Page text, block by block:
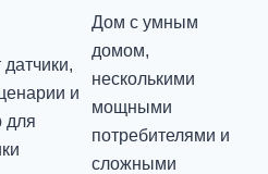
датчики,
и
для
Дом с умным
домом,
несколькими
мощными
потребителями и
сложными